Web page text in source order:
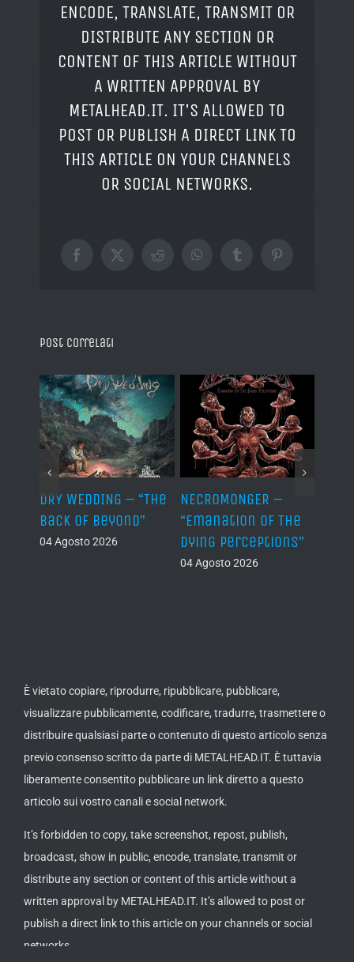
ENCODE, TRANSLATE, TRANSMIT OR
DISTRIBUTE ANY SECTION OR
CONTENT OF THIS ARTICLE WITHOUT
A WRITTEN APPROVAL BY
METALHEAD.IT. IT'S ALLOWED TO
POST OR PUBLISH A DIRECT LINK TO
THIS ARTICLE ON YOUR CHANNELS
OR SOCIAL NETWORKS.
Facebook
X RedditWhatsAppTumblrPinterest
Post correlati
DRY WEDDING – “The
Back Of Beyond”
04 Agosto 2026
NECROMONGER –
“Emanation Of The
Dying Perceptions”
04 Agosto 2026
È vietato copiare, riprodurre, ripubblicare, pubblicare,
visualizzare pubblicamente, codificare, tradurre, trasmettere o
distribuire qualsiasi parte o contenuto di questo articolo senza
previo consenso scritto da parte di METALHEAD.IT. È tuttavia
liberamente consentito pubblicare un link diretto a questo
articolo sui vostro canali e social network.
It’s forbidden to copy, take screenshot, repost, publish,
broadcast, show in public, encode, translate, transmit or
distribute any section or content of this article without a
written approval by METALHEAD.IT. It’s allowed to post or
publish a direct link to this article on your channels or social
networks.